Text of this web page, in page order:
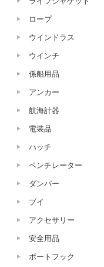
ロープ
ウインドラス
ウインチ
係船用品
アンカー
航海計器
電装品
ハッチ
ベンチレーター
ダンパー
ブイ
アクセサリー
安全用品
ボートフック